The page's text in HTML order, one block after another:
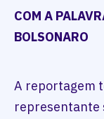
COM A
BOLSONARO
A reportagem
representante